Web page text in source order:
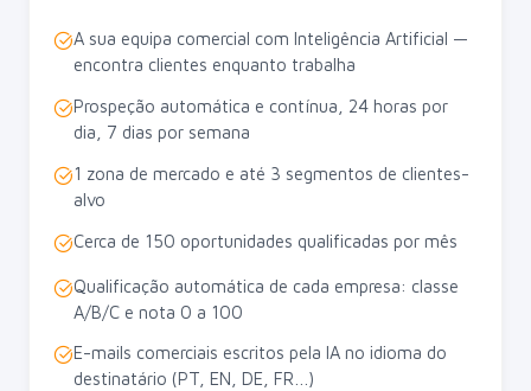
A sua equipa comercial com Inteligência Artificial —
encontra clientes enquanto trabalha
Prospeção automática e contínua, 24 horas por
dia, 7 dias por semana
1 zona de mercado e até 3 segmentos de clientes-
alvo
Cerca de 150 oportunidades qualificadas por mês
Qualificação automática de cada empresa: classe
A/B/C e nota 0 a 100
E-mails comerciais escritos pela IA no idioma do
destinatário (PT, EN, DE, FR…)